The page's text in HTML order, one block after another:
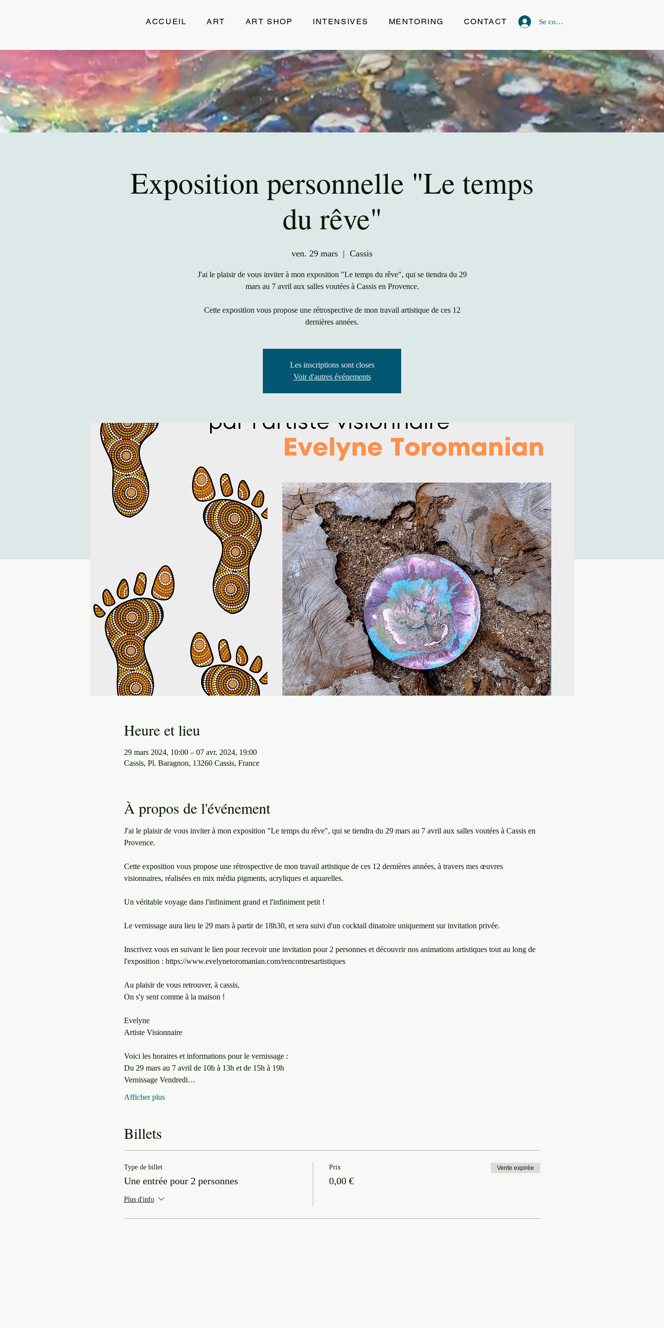
ACCUEIL ART ART SHOP INTENSIVES MENTORING CONTACT Se connecter
Exposition personnelle "Le temps
du rêve"
ven. 29 mars
  |
Cassis
J'ai le plaisir de vous inviter à mon exposition "Le temps du rêve", qui se tiendra du 29
mars au 7 avril aux salles voutées à Cassis en Provence.
Cette exposition vous propose une rétrospective de mon travail artistique de ces 12
dernières années.
Les inscriptions sont closes
Voir d'autres événements
Heure et lieu
29 mars 2024, 10:00 – 07 avr. 2024, 19:00
Cassis, Pl. Baragnon, 13260 Cassis, France
À propos de l'événement
J'ai le plaisir de vous inviter à mon exposition "Le temps du rêve", qui se tiendra du 29 mars au 7 avril aux salles voutées à Cassis en
Provence.
Cette exposition vous propose une rétrospective de mon travail artistique de ces 12 dernières années, à travers mes œuvres
visionnaires, réalisées en mix média pigments, acryliques et aquarelles.
Un véritable voyage dans l'infiniment grand et l'infiniment petit !
Le vernissage aura lieu le 29 mars à partir de 18h30, et sera suivi d'un cocktail dinatoire uniquement sur invitation privée.
Inscrivez vous en suivant le lien pour recevoir une invitation pour 2 personnes et découvrir nos animations artistiques tout au long de
l'exposition : https://www.evelynetoromanian.com/rencontresartistiques
Au plaisir de vous retrouver, à cassis,
On s'y sent comme à la maison !
Evelyne
Artiste Visionnaire
Voici les horaires et informations pour le vernissage :
Du 29 mars au 7 avril de 10h à 13h et de 15h à 19h
Vernissage Vendredi…
Afficher plus
Billets
Type de billet
Une entrée pour 2 personnes
Plus d'info
Prix
0,00 €
Vente expirée